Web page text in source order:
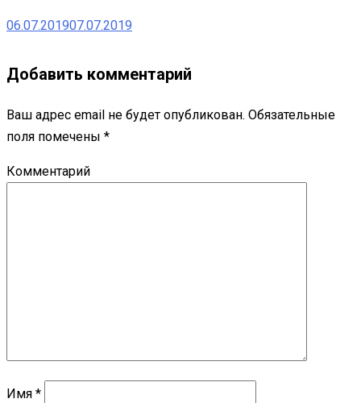
06.07.201907.07.2019
Добавить комментарий
Ваш адрес email не будет опубликован. Обязательные
поля помечены *
Комментарий
Имя *